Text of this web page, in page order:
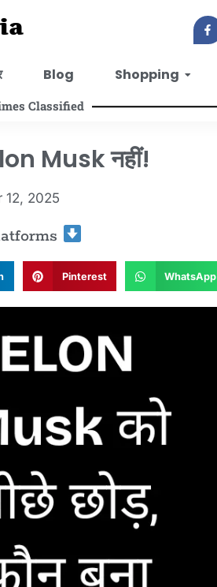
Blog Shopping
Classified
Musk नहीं!
12, 2025
Pinterest WhatsApp